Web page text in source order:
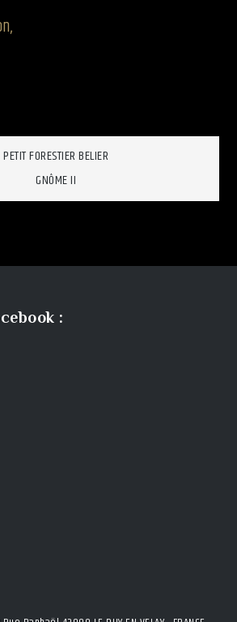
PETIT FORESTIER BELIER
GNÔME II
: